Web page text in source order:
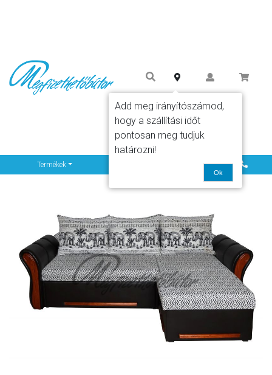
Termékek
Add meg irányítószámod,
hogy a szállítási időt
pontosan meg tudjuk
határozni!
Ok